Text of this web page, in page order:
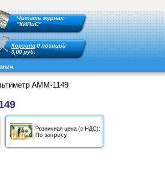
Читать журнал
"КИПиС"
Корзина 0 позиций
0,00 руб.
АММ-1149
Розничная цена (с НДС):
По запросу